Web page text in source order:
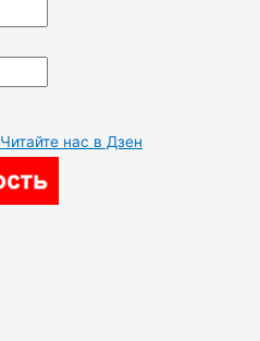
Читайте нас в Дзен